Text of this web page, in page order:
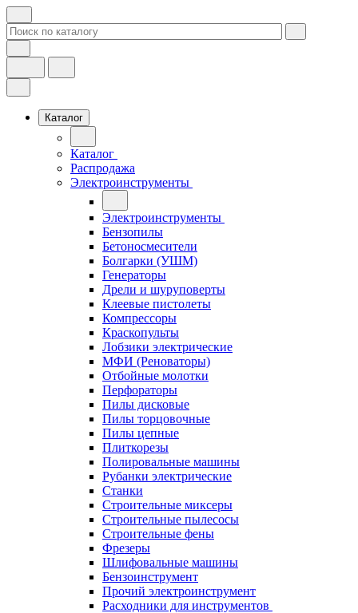
Каталог
Каталог
Распродажа
Электроинструменты
Электроинструменты
Бензопилы
Бетоносмесители
Болгарки (УШМ)
Генераторы
Дрели и шуруповерты
Клеевые пистолеты
Компрессоры
Краскопульты
Лобзики электрические
МФИ (Реноваторы)
Отбойные молотки
Перфораторы
Пилы дисковые
Пилы торцовочные
Пилы цепные
Плиткорезы
Полировальные машины
Рубанки электрические
Станки
Строительные миксеры
Строительные пылесосы
Строительные фены
Фрезеры
Шлифовальные машины
Бензоинструмент
Прочий электроинструмент
Расходники для инструментов